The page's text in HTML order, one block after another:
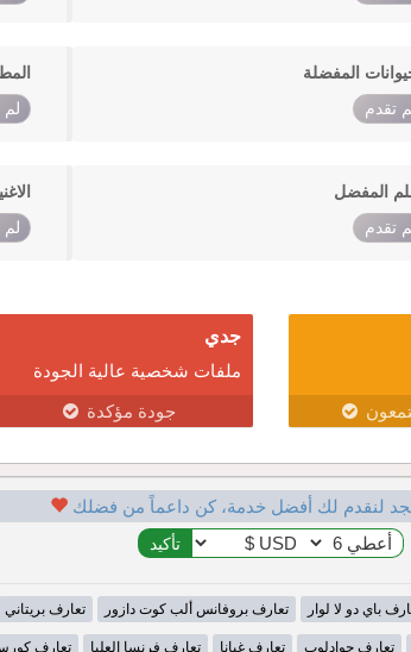
المفضلة
تقدم لم
المفضل
تقدم لم
جدي
ملفات شخصية عالية الجودة
جودة مؤكدة
لنقدم لك أفضل خدمة، كن داعماً من فضلك
باي دو لا لوار تعارف بروفانس ألب كوت دازور تعارف بريتاني
تعارف جوادلوب تعارف غيانا تعارف فرنسا العليا تعارف